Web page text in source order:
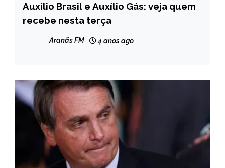
BRASIL
NOTÍCIAS
Auxílio Brasil e Auxílio Gás: veja quem
recebe nesta terça
Aranãs FM 4 anos ago